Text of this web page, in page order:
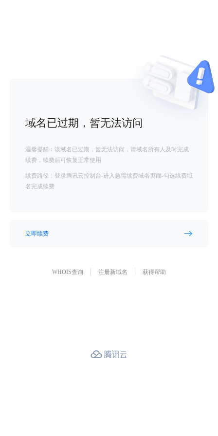
域名已过期，暂无法访问
温馨提醒：该域名已过期，暂无法访问，请域名所有人及时完成
续费，续费后可恢复正常使用
续费路径：登录腾讯云控制台-进入急需续费域名页面-勾选续费域
名完成续费
立即续费
WHOIS查询 注册新域名 获得帮助